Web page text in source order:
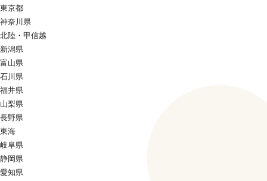
東京都
神奈川県
北陸・甲信越
新潟県
富山県
石川県
福井県
山梨県
長野県
東海
岐阜県
静岡県
愛知県